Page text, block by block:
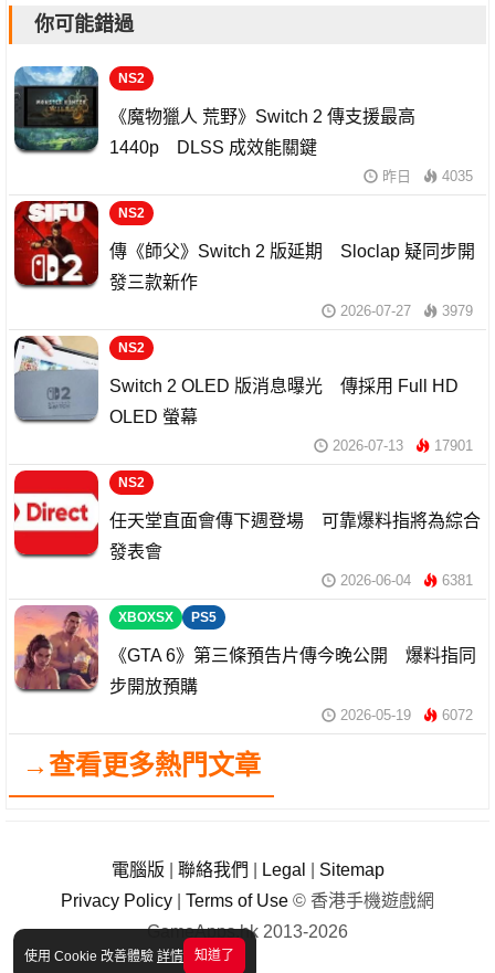
使用 Cookie 改善體驗 詳情 知道了
你可能錯過
NS2
《魔物獵人 荒野》Switch 2 傳支援最高
1440p DLSS 成效能關鍵
昨日 4035
NS2
傳《師父》Switch 2 版延期 Sloclap 疑同步開
發三款新作
2026-07-27 3979
NS2
Switch 2 OLED 版消息曝光 傳採用 Full HD
OLED 螢幕
2026-07-13 17901
NS2
任天堂直面會傳下週登場 可靠爆料指將為綜合
發表會
2026-06-04 6381
XBOXSX PS5
《GTA 6》第三條預告片傳今晚公開 爆料指同
步開放預購
2026-05-19 6072
→查看更多熱門文章
電腦版 聯絡我們 Legal
Sitemap
Privacy Policy
Terms of Use © 香港手機遊戲網
GameApps.hk 2013-2026